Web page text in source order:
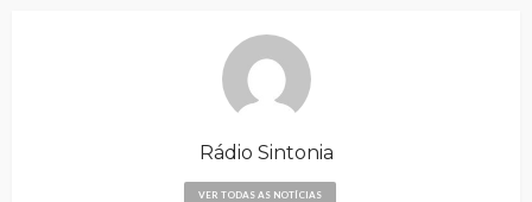
Rádio Sintonia
VER TODAS AS NOTÍCIAS